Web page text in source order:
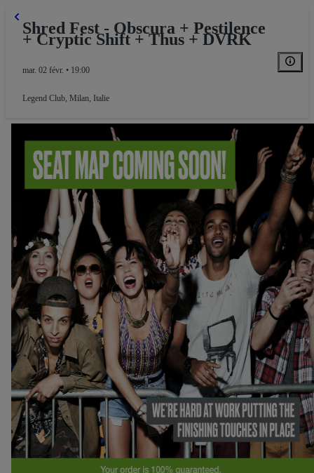
Shred Fest - Obscura + Pestilence
+ Cryptic Shift + Thus + DVRK
mar. 02 févr. • 19:00
Legend Club, Milan, Italie